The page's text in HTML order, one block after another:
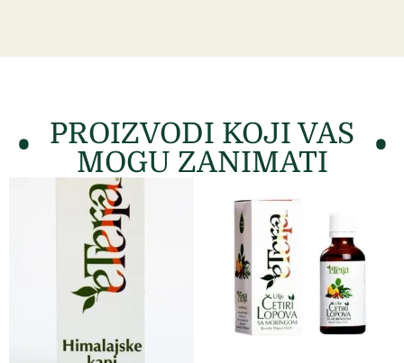
PROIZVODI KOJI VAS
MOGU ZANIMATI